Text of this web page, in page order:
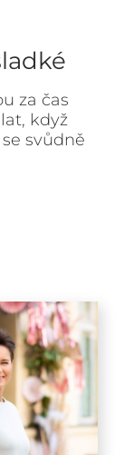
za čas
když
svůdně